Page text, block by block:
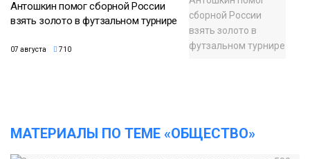
Антошкин помог сборной России
взять золото в футзальном турнире
07 августа 710
МАТЕРИАЛЫ ПО ТЕМЕ «ОБЩЕСТВО»